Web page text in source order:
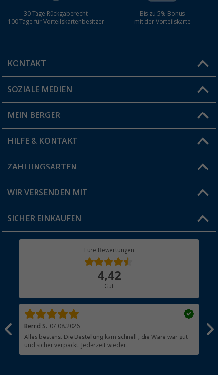
30 Tage Rückgaberecht
100 Tage für Vorteilskartenbesitzer
Bis zu 5% Bonus
mit der Vorteilskarte
KONTAKT
Du hast eine Frage?
Filiale finden
SOZIALE MEDIEN
MEIN BERGER
Vorteilskarte
Blog
Jobs & Karriere
HILFE & KONTAKT
FAQ & Kontakt
Versandinformationen
Rücksendung
ZAHLUNGSARTEN
WIR VERSENDEN MIT
SICHER EINKAUFEN
Eure Bewertungen
4,42
Gut
Bernd S. 07.08.2026
Alles bestens. Die Bestellung kam schnell , die Ware war gut
und sicher verpackt. Jederzeit wieder.